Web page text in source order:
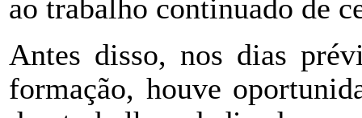
ao trabalho continuado de
Antes disso, nos dias
formação, houve